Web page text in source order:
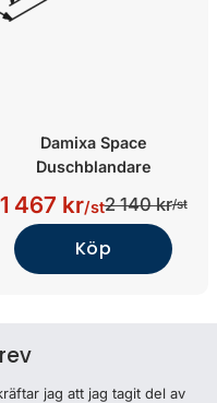
Damixa Space
Duschblandare
1 467 kr/st2 140 kr/st
Köp
jag att jag tagit del av